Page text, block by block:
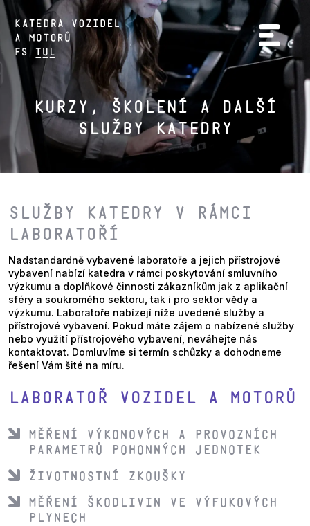
Kurzy, školení a další
služby katedry
SLUŽBY KATEDRY v rámci
laboratoří
Nadstandardně vybavené laboratoře a jejich přístrojové
vybavení nabízí katedra v rámci poskytování smluvního
výzkumu a doplňkové činnosti zákazníkům jak z aplikační
sféry a soukromého sektoru, tak i pro sektor vědy a
výzkumu. Laboratoře nabízejí níže uvedené služby a
přístrojové vybavení. Pokud máte zájem o nabízené služby
nebo využití přístrojového vybavení, neváhejte nás
kontaktovat. Domluvíme si termín schůzky a dohodneme
řešení Vám šité na míru.
LABORATOŘ VOZIDEL A MOTORŮ
MĚŘENÍ VÝKONOVÝCH A PROVOZNÍCH
PARAMETRŮ POHONNÝCH JEDNOTEK
Životnostní zkoušky
MĚŘENÍ škodlivin ve výfukových
plynech